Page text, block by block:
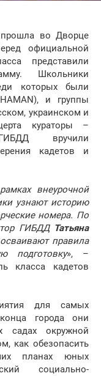
во Дворце
официальной
представили
Школьники
которых были
и группы
украинском и
кураторы –
вручили
кадетов и
внеурочной
узнают историю
номера. По
ГИБДД Татьяна
правила
подготовку», –
класса кадетов
для самых
города они
садах окружной
как обезопасить
планах юных
социально-